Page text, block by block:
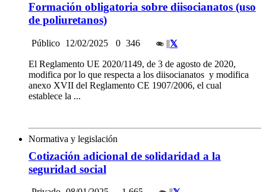
Formación obligatoria sobre diisocianatos (uso
de poliuretanos)
Público 12/02/2025 0 346 ||
El Reglamento UE 2020/1149, de 3 de agosto de 2020,
modifica por lo que respecta a los diisocianatos y modifica
anexo XVII del Reglamento CE 1907/2006, el cual
establece la ...
Normativa y legislación
Cotización adicional de solidaridad a la
seguridad social